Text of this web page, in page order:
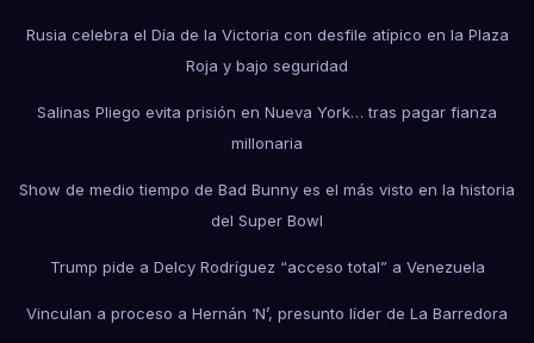
Rusia celebra el Día de la Victoria con desfile atípico en la Plaza
Roja y bajo seguridad
Salinas Pliego evita prisión en Nueva York… tras pagar fianza
millonaria
Show de medio tiempo de Bad Bunny es el más visto en la historia
del Super Bowl
Trump pide a Delcy Rodríguez “acceso total” a Venezuela
Vinculan a proceso a Hernán ‘N’, presunto líder de La Barredora